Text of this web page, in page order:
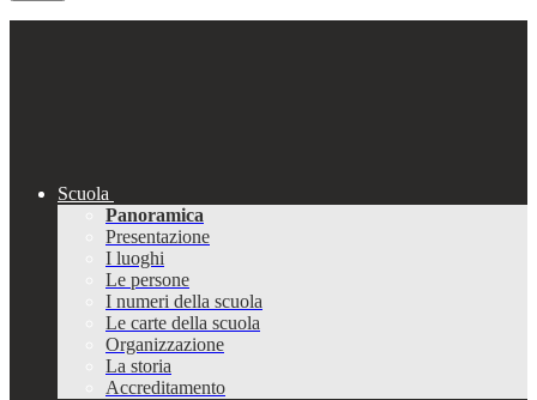
Scuola
Panoramica
Presentazione
I luoghi
Le persone
I numeri della scuola
Le carte della scuola
Organizzazione
La storia
Accreditamento